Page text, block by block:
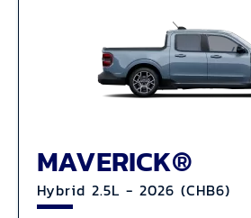
MAVERICK®
Hybrid 2.5L - 2026 (CHB6)